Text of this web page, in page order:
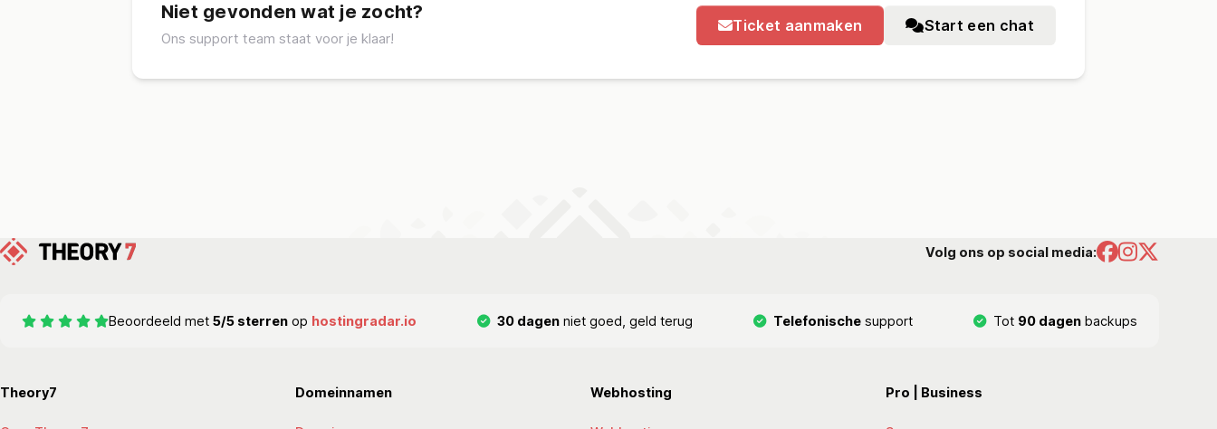
Niet gevonden wat je zocht?
Ons support team staat voor je klaar!
Ticket aanmaken Start een chat
Volg ons op social media:
Beoordeeld met 5/5 sterren op hostingradar.io 30 dagen niet goed, geld terug Telefonische support Tot 90 dagen backups
Theory7 Domeinnamen Webhosting Pro | Business